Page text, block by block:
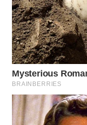
TINGGI
WN
PAKPAK
WN
KARAWANG
WN
BEKASI